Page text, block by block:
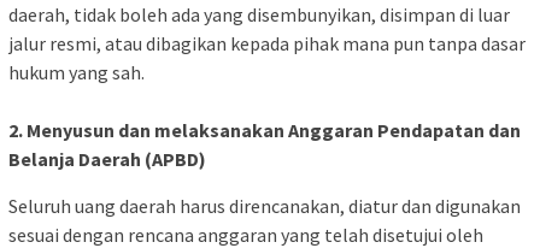
daerah, tidak boleh ada yang disembunyikan, disimpan di luar
jalur resmi, atau dibagikan kepada pihak mana pun tanpa dasar
hukum yang sah.
2. Menyusun dan melaksanakan Anggaran Pendapatan dan
Belanja Daerah (APBD)
Seluruh uang daerah harus direncanakan, diatur dan digunakan
sesuai dengan rencana anggaran yang telah disetujui oleh